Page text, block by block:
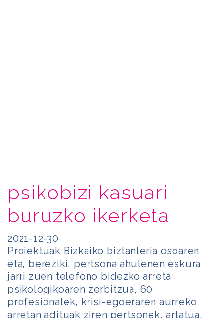
psikobizi kasuari
buruzko ikerketa
2021-12-30
Proiektuak Bizkaiko biztanleria osoaren
eta, bereziki, pertsona ahulenen eskura
jarri zuen telefono bidezko arreta
psikologikoaren zerbitzua, 60
profesionalek, krisi-egoeraren aurreko
arretan adituak ziren pertsonek, artatua.